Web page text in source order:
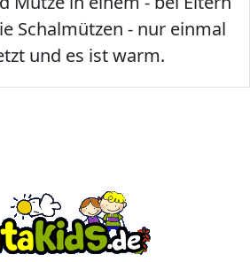
Schalmützen - nur einmal
und es ist warm.